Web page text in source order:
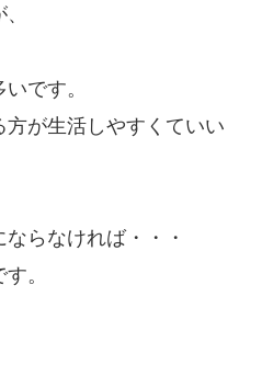
です。
が生活しやすくていい
らなければ・・・
。